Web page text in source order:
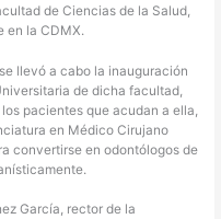
de Ciencias de la Salud,
en la CDMX.
llevó a cabo la inauguración
de dicha facultad,
pacientes que acudan a ella,
en Médico Cirujano
convertirse en odontólogos de
García, rector de la